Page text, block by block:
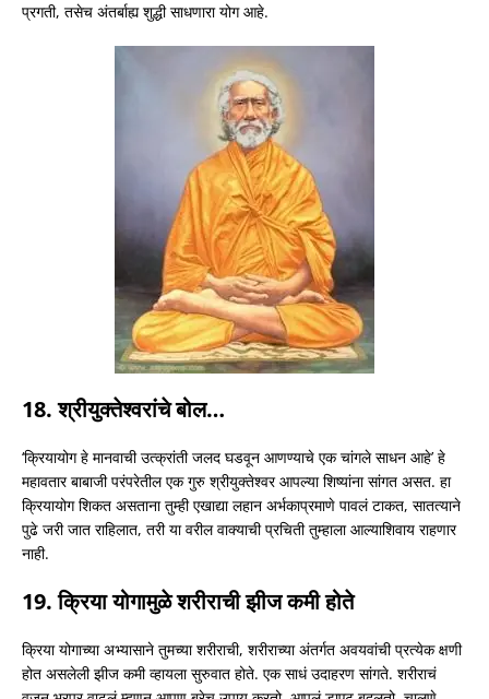
प्रगती, तसेच अंतर्बाह्य शुद्धी साधणारा योग आहे.
18. श्रीयुक्तेश्वरांचे बोल…
‘क्रियायोग हे मानवाची उत्क्रांती जलद घडवून आणण्याचे एक चांगले साधन आहे’ हे
महावतार बाबाजी परंपरेतील एक गुरु श्रीयुक्तेश्वर आपल्या शिष्यांना सांगत असत. हा
क्रियायोग शिकत असताना तुम्ही एखाद्या लहान अर्भकाप्रमाणे पावलं टाकत, सातत्याने
पुढे जरी जात राहिलात, तरी या वरील वाक्याची प्रचिती तुम्हाला आल्याशिवाय राहणार
नाही.
19. क्रिया योगामुळे शरीराची झीज कमी होते
क्रिया योगाच्या अभ्यासाने तुमच्या शरीराची, शरीराच्या अंतर्गत अवयवांची प्रत्येक क्षणी
होत असलेली झीज कमी व्हायला सुरुवात होते. एक साधं उदाहरण सांगते. शरीराचं